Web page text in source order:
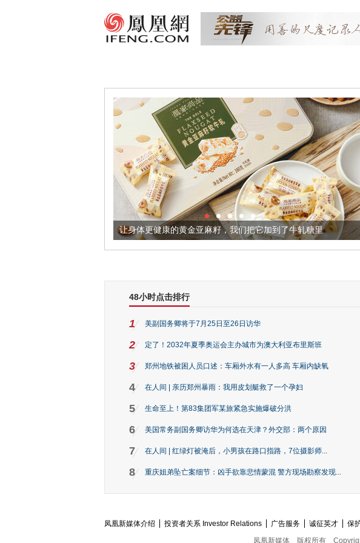
让身体更健康的黄金亚麻籽，我们把它加到了牛轧糖里
48小时点击排行
1 美副国务卿将于7月25日至26日访华
2 定了！2032年夏季奥运会主办城市为澳大利亚布里斯班
3 郑州地铁被困人员口述：车厢外水有一人多高 车厢内缺氧
4 在人间 | 亲历郑州暴雨：我用皮划艇救了一个孕妇
5 生命至上！第83集团军某旅紧急实施爆破分洪
6 美国常务副国务卿访华为何选在天津？外交部：两个原因
7 在人间 | 红绿灯被淹后，小男孩在路口指路，7位摄影师...
8 重庆姐弟坠亡案细节：凶手欲靠悲情蒙混 警方现场勘察发现...
凤凰新媒体介绍 投资者关系 Investor Relations 广告服务 诚征英才 保
凤凰新媒体
版权所有